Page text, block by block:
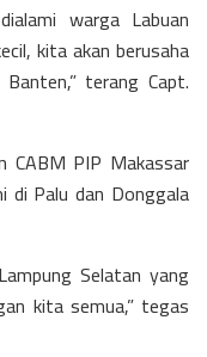
warga Labuan
kita akan berusaha
terang Capt.
CABM PIP Makassar
di Palu dan Donggala
Selatan yang
kita semua,” tegas